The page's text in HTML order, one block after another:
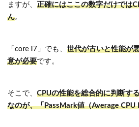
ますが、 正確にはここの数字だけでは
ん。
「core i7」でも、 世代が古いと性能が
意が必要です。
そこで、 CPUの性能を総合的に判断す
なのが、「PassMark値（Average CPU